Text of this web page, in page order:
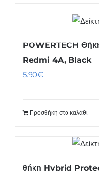
POWERTECH
Redmi 4A, Black
5.90€
Προσθήκη στο καλάθι
θήκη Hybrid